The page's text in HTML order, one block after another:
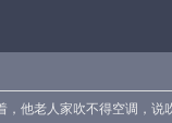
他老人家吹不得空调，说